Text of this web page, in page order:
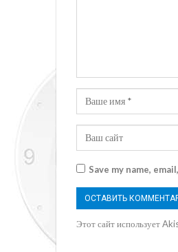
Save my name,
Этот сайт использует